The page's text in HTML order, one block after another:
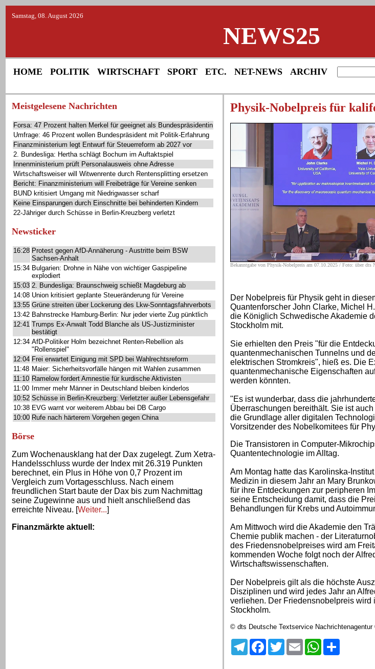
Samstag, 08. August 2026
NEWS25
HOME POLITIK WIRTSCHAFT SPORT ETC. NET-NEWS ARCHIV
Meistgelesene Nachrichten
Forsa: 47 Prozent halten Merkel für geeignet als Bundespräsidentin
Umfrage: 46 Prozent wollen Bundespräsident mit Politik-Erfahrung
Finanzministerium legt Entwurf für Steuerreform ab 2027 vor
2. Bundesliga: Hertha schlägt Bochum im Auftaktspiel
Innenministerium prüft Personalausweis ohne Adresse
Wirtschaftsweiser will Witwenrente durch Rentensplitting ersetzen
Bericht: Finanzministerium will Freibeträge für Vereine senken
BUND kritisiert Umgang mit Niedrigwasser scharf
Keine Einsparungen durch Einschnitte bei behinderten Kindern
22-Jähriger durch Schüsse in Berlin-Kreuzberg verletzt
Newsticker
16:28 Protest gegen AfD-Annäherung - Austritte beim BSW
Sachsen-Anhalt
15:34 Bulgarien: Drohne in Nähe von wichtiger Gaspipeline
explodiert
15:03 2. Bundesliga: Braunschweig schießt Magdeburg ab
14:08 Union kritisiert geplante Steueränderung für Vereine
13:55 Grüne streiten über Lockerung des Lkw-Sonntagsfahrverbots
13:42 Bahnstrecke Hamburg-Berlin: Nur jeder vierte Zug pünktlich
12:41 Trumps Ex-Anwalt Todd Blanche als US-Justizminister
bestätigt
12:34 AfD-Politiker Holm bezeichnet Renten-Rebellion als
"Rollenspiel"
12:04 Frei erwartet Einigung mit SPD bei Wahlrechtsreform
11:48 Maier: Sicherheitsvorfälle hängen mit Wahlen zusammen
11:10 Ramelow fordert Amnestie für kurdische Aktivisten
11:00 Immer mehr Männer in Deutschland bleiben kinderlos
10:52 Schüsse in Berlin-Kreuzberg: Verletzter außer Lebensgefahr
10:38 EVG warnt vor weiterem Abbau bei DB Cargo
10:00 Rufe nach härterem Vorgehen gegen China
Börse
Zum Wochenausklang hat der Dax zugelegt. Zum Xetra-
Handelsschluss wurde der Index mit 26.319 Punkten
berechnet, ein Plus in Höhe von 0,7 Prozent im
Vergleich zum Vortagesschluss. Nach einem
freundlichen Start baute der Dax bis zum Nachmittag
seine Zugewinne aus und hielt anschließend das
erreichte Niveau. [Weiter...]
Finanzmärkte aktuell :
Physik-Nobelpreis für
Bekanntgabe von Physik-Nobelpreis am 07.10.2025 / Foto: über dts
Der Nobelpreis für Physik geht in
Quantenforscher John Clarke, Michel
die Königlich Schwedische Akademie
Stockholm mit.
Sie erhielten den Preis "für die
quantenmechanischen Tunnelns und
elektrischen Stromkreis", hieß es. Die
quantenmechanische Eigenschaften
werden könnten.
"Es ist wunderbar, dass die
Überraschungen bereithält. Sie ist
die Grundlage aller digitalen
Vorsitzender des Nobelkomitees für
Die Transistoren in Computer-
Quantentechnologie im Alltag.
Am Montag hatte das Karolinska-
Medizin in diesem Jahr an Mary
für ihre Entdeckungen zur peripheren
seine Entscheidung damit, dass die
Behandlungen für Krebs und
Am Mittwoch wird die Akademie den
Chemie publik machen - der
des Friedensnobelpreises wird am
kommenden Woche folgt noch der
Wirtschaftswissenschaften.
Der Nobelpreis gilt als die höchste
Disziplinen und wird jedes Jahr an
verliehen. Der Friedensnobelpreis
Stockholm.
© dts Deutsche Textservice Nachrichtenagentur
TelegramFacebookTwitter Email WhatsApp